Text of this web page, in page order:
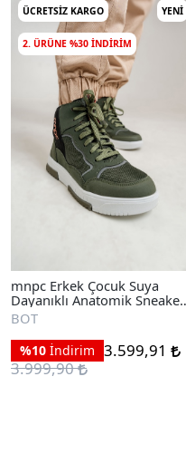
ÜCRETSIZ KARGO YENI
2. ÜRÜNE %30 INDIRIM
mnpc Erkek Çocuk Suya
Dayanıklı Anatomik Sneaker
Günlük Bot
BOT
%10 İndirim 3.599,91
3.999,90